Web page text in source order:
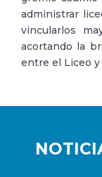
administrar
vincularlos
acortando la
entre el Liceo y